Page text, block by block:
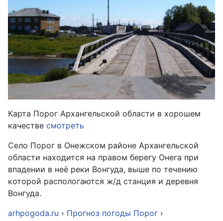
Карта Порог Архангельской области в хорошем
качестве смотреть
Село Порог в Онежском районе Архангельской
области находится на правом берегу Онега при
впадении в неё реки Вонгуда, выше по течению
которой распологаются ж/д станция и деревня
Вонгуда.
arhpogoda.ru › Прогноз погоды Порог ›